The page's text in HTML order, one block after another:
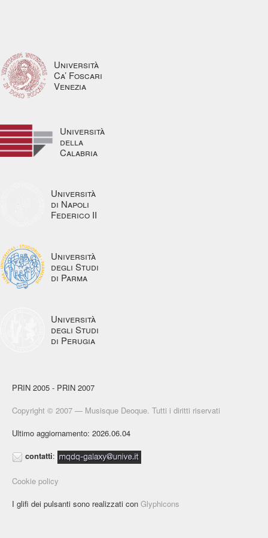
Università
Ca’ Foscari
Venezia
Università
della
Calabria
Università
di Napoli
Federico II
Università
degli Studi
di Parma
Università
degli Studi
di Perugia
PRIN 2005 - PRIN 2007
Copyright © 2007 — Musisque Deoque. Tutti i diritti riservati
Ultimo aggiornamento: 2026.06.04
contatti:
Cookie policy
I glifi dei pulsanti sono realizzati con Glyphicons